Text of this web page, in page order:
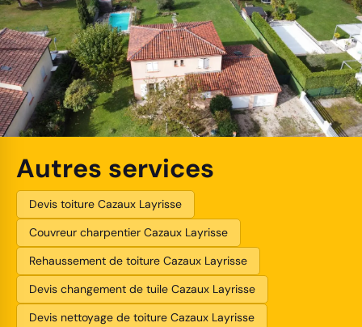
Autres services
Devis toiture Cazaux Layrisse
Couvreur charpentier Cazaux Layrisse
Rehaussement de toiture Cazaux Layrisse
Devis changement de tuile Cazaux Layrisse
Devis nettoyage de toiture Cazaux Layrisse